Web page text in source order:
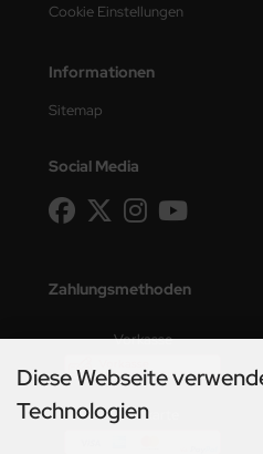
Cookie Einstellungen
Informationen
Sitemap
Social Media
Zahlungsmethoden
Vorkasse
Kreditkarte
Diese Webseite
Technologien